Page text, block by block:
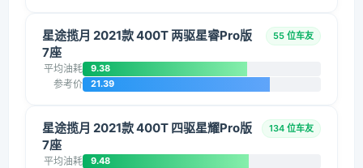
星途揽月 2021款 400T 两驱星睿Pro版
7座
55 位车友
平均油耗 9.38
参考价 21.39
星途揽月 2021款 400T 四驱星耀Pro版
7座
134 位车友
平均油耗 9.48